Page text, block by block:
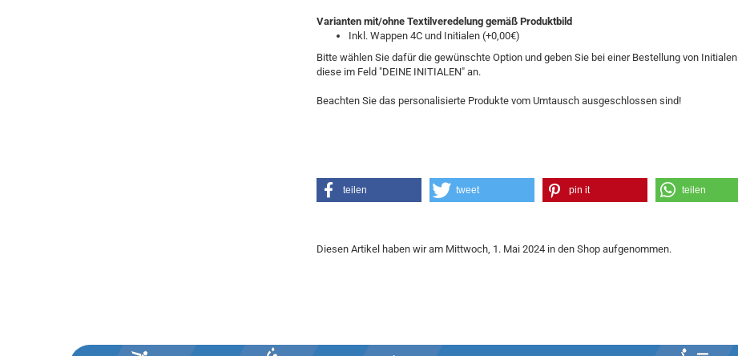
Varianten mit/ohne Textilveredelung gemäß Produktbild
Inkl. Wappen 4C und Initialen (+0,00€)
Bitte wählen Sie dafür die gewünschte Option und geben Sie bei einer Bestellung von Initialen
diese im Feld "DEINE INITIALEN" an.
Beachten Sie das personalisierte Produkte vom Umtausch ausgeschlossen sind!
teilen tweet pin it teilen
Diesen Artikel haben wir am Mittwoch, 1. Mai 2024 in den Shop aufgenommen.